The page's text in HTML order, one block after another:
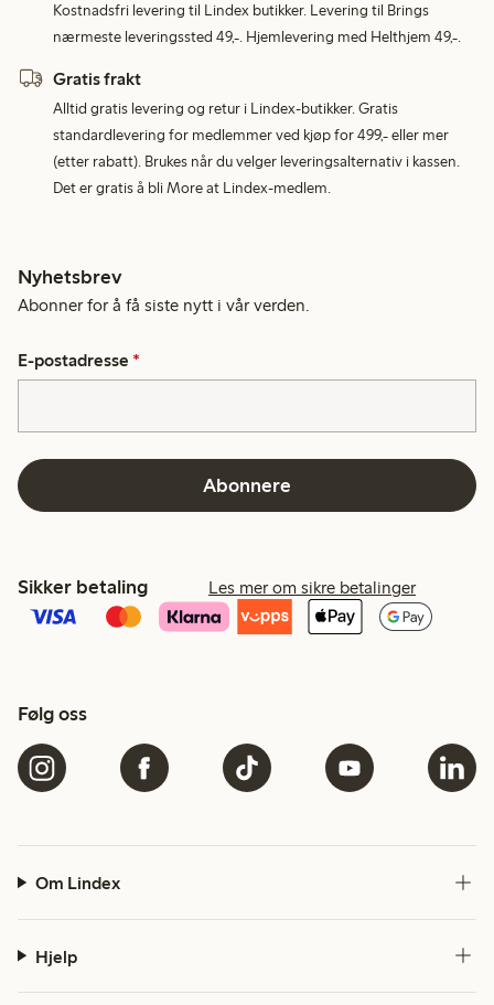
Kostnadsfri levering til Lindex butikker. Levering til Brings
nærmeste leveringssted 49,-. Hjemlevering med Helthjem 49,-.
Gratis frakt
Alltid gratis levering og retur i Lindex-butikker. Gratis
standardlevering for medlemmer ved kjøp for 499,- eller mer
(etter rabatt). Brukes når du velger leveringsalternativ i kassen.
Det er gratis å bli More at Lindex-medlem.
Nyhetsbrev
Abonner for å få siste nytt i vår verden.
E-postadresse *
Abonnere
Sikker betaling Les mer om sikre betalinger
Følg oss
Om Lindex
Hjelp